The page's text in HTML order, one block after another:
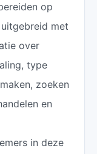
op
met
over
type
zoeken
en
in deze